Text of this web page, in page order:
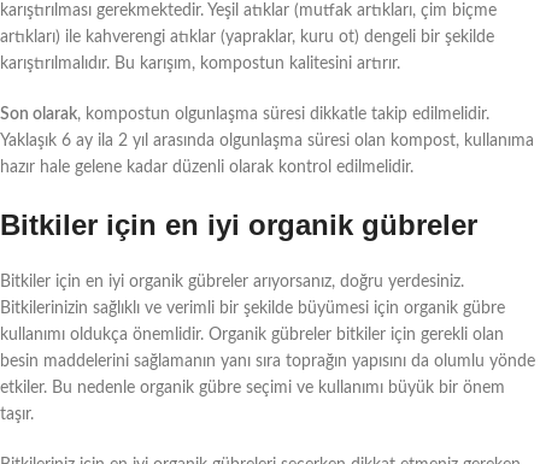
karıştırılması gerekmektedir. Yeşil atıklar (mutfak artıkları, çim biçme
artıkları) ile kahverengi atıklar (yapraklar, kuru ot) dengeli bir şekilde
karıştırılmalıdır. Bu karışım, kompostun kalitesini artırır.
Son olarak, kompostun olgunlaşma süresi dikkatle takip edilmelidir.
Yaklaşık 6 ay ila 2 yıl arasında olgunlaşma süresi olan kompost, kullanıma
hazır hale gelene kadar düzenli olarak kontrol edilmelidir.
Bitkiler için en iyi organik gübreler
Bitkiler için en iyi organik gübreler arıyorsanız, doğru yerdesiniz.
Bitkilerinizin sağlıklı ve verimli bir şekilde büyümesi için organik gübre
kullanımı oldukça önemlidir. Organik gübreler bitkiler için gerekli olan
besin maddelerini sağlamanın yanı sıra toprağın yapısını da olumlu yönde
etkiler. Bu nedenle organik gübre seçimi ve kullanımı büyük bir önem
taşır.